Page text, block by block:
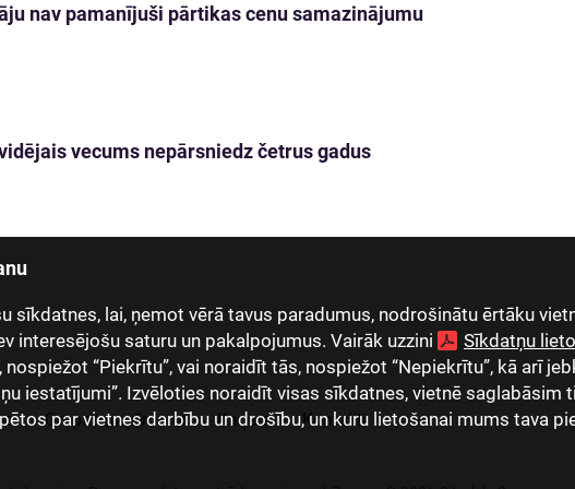
sīkdatnes, lai, ņemot vērā tavus paradumus, nodrošinātu ērtāku
interesējošu saturu un pakalpojumus. Vairāk uzzini
Sīkdatņu
“Piekrītu”, vai noraidīt tās, nospiežot “Nepiekrītu”, kā arī
iestatījumi”. Izvēloties noraidīt visas sīkdatnes, vietnē saglabāsim
par vietnes darbību un drošību, un kuru lietošanai mums tava
nav pamanījuši pārtikas cenu samazinājumu
vecums nepārsniedz četrus gadus
Grupas uzņēmumi Karjera Kontakti